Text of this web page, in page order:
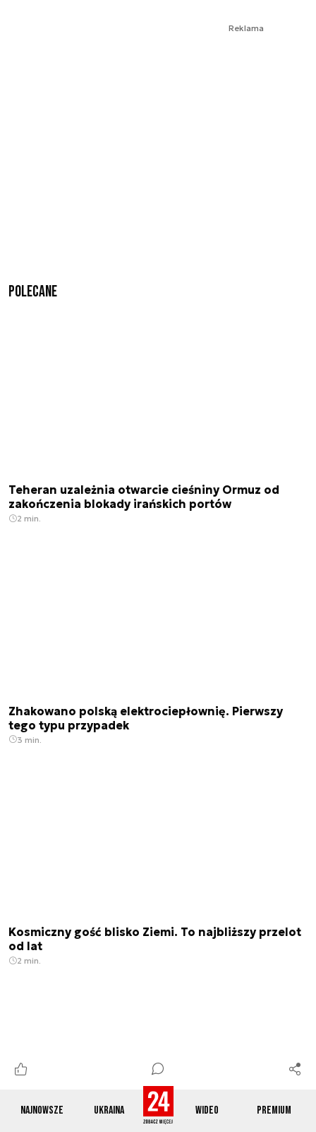
Najnowsze Ukraina Wideo Premium
Reklama
Polecane
Teheran uzależnia otwarcie cieśniny Ormuz od
zakończenia blokady irańskich portów
2 min.
Zhakowano polską elektrociepłownię. Pierwszy
tego typu przypadek
3 min.
Kosmiczny gość blisko Ziemi. To najbliższy przelot
od lat
2 min.